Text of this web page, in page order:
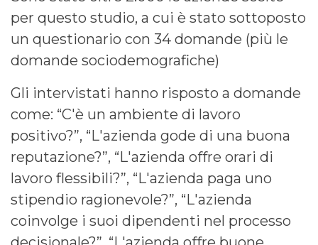
per questo studio, a cui è stato sottoposto
un questionario con 34 domande (più le
domande sociodemografiche)
Gli intervistati hanno risposto a domande
come: “C'è un ambiente di lavoro
positivo?”, “L'azienda gode di una buona
reputazione?”, “L'azienda offre orari di
lavoro flessibili?”, “L'azienda paga uno
stipendio ragionevole?”, “L'azienda
coinvolge i suoi dipendenti nel processo